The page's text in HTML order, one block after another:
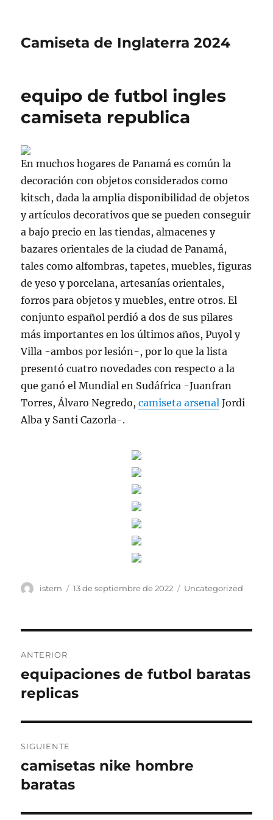
Camiseta de Inglaterra 2024
equipo de futbol ingles
camiseta republica
En muchos hogares de Panamá es común la
decoración con objetos considerados como
kitsch, dada la amplia disponibilidad de objetos
y artículos decorativos que se pueden conseguir
a bajo precio en las tiendas, almacenes y
bazares orientales de la ciudad de Panamá,
tales como alfombras, tapetes, muebles, figuras
de yeso y porcelana, artesanías orientales,
forros para objetos y muebles, entre otros. El
conjunto español perdió a dos de sus pilares
más importantes en los últimos años, Puyol y
Villa -ambos por lesión-, por lo que la lista
presentó cuatro novedades con respecto a la
que ganó el Mundial en Sudáfrica -Juanfran
Torres, Álvaro Negredo,camiseta arsenal Jordi
Alba y Santi Cazorla-.
Autor
istern
Publicado
13 de septiembre de 2022 Categorías
Uncategorized
de
entradas
ANTERIOR
Entrada
anterior:
equipaciones de futbol baratas
replicas
SIGUIENTE
Entrada
siguiente:
camisetas nike hombre
baratas